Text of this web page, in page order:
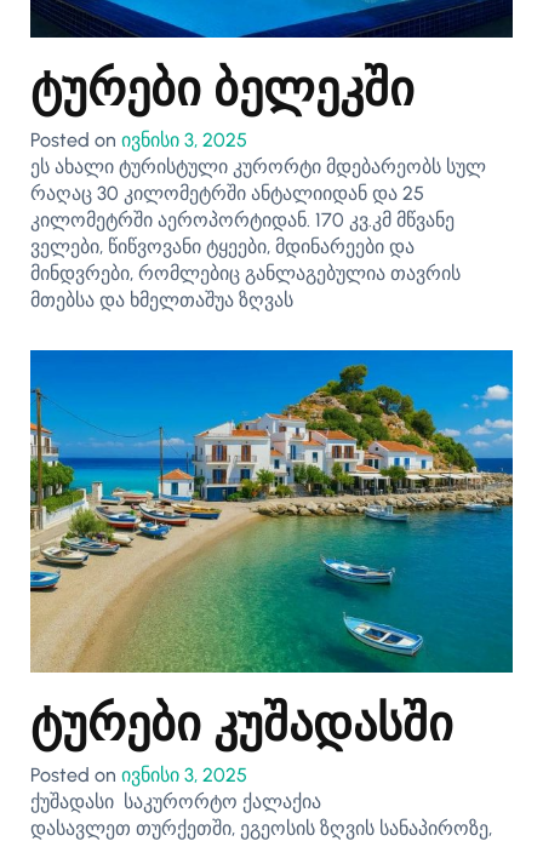
ტურები ბელეკში
Posted on ივნისი 3, 2025
ეს ახალი ტურისტული კურორტი მდებარეობს სულ
რაღაც 30 კილომეტრში ანტალიიდან და 25
კილომეტრში აეროპორტიდან. 170 კვ.კმ მწვანე
ველები, წიწვოვანი ტყეები, მდინარეები და
მინდვრები, რომლებიც განლაგებულია თავრის
მთებსა და ხმელთაშუა ზღვას
ტურები კუშადასში
Posted on ივნისი 3, 2025
ქუშადასი საკურორტო ქალაქია
დასავლეთ თურქეთში, ეგეოსის ზღვის სანაპიროზე,